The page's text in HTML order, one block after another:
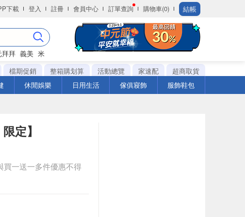
下載 登入 註冊 會員中心 訂單查詢 購物車(0) 結帳
拜拜 義美 米
檔期促銷 整箱購划算 活動總覽 家速配
超商取貨
休閒娛樂 日用生活 傢俱寢飾 服飾鞋包
定】
一送一多件優惠不得